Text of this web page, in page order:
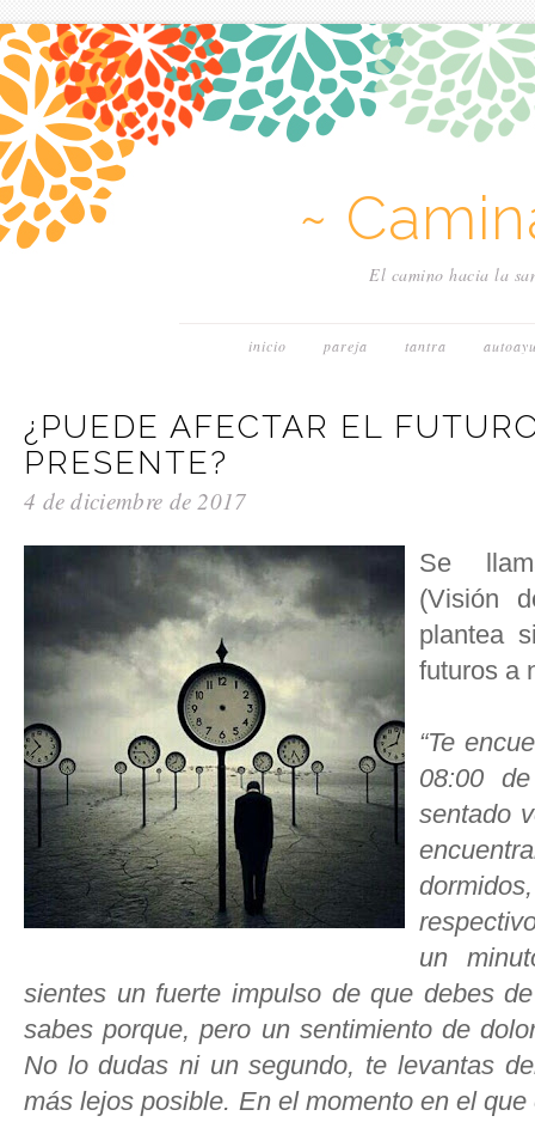
~
El camino hacia la
inicio pareja tantra
¿PUEDE AFECTAR EL
PRESENTE?
4 de diciembre de 2017
Se
(Visión
plantea
futuros a
“Te
08:00
sentado
un
sientes un fuerte impulso de que debes
sabes porque, pero un sentimiento de
No lo dudas ni un segundo, te levantas
más lejos posible. En el momento en el